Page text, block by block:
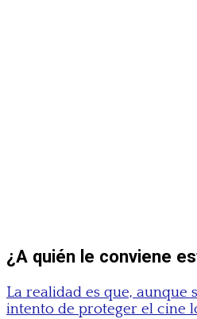
¿A quién le conviene
La realidad es que, aunque
intento de proteger el cine